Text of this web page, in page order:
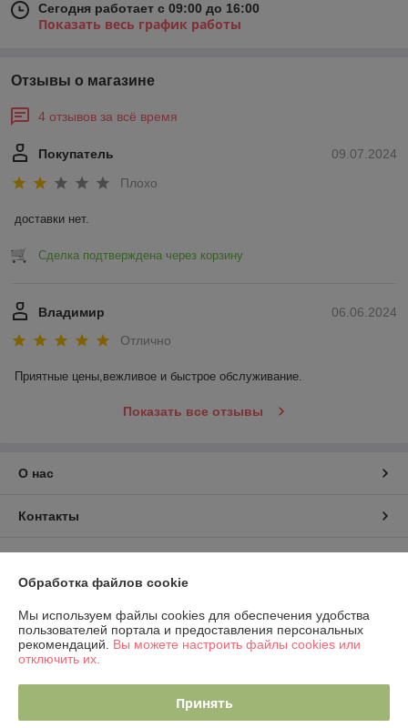
Сегодня работает с 09:00 до 16:00
Показать весь график работы
Отзывы о магазине
4 отзывов за всё время
09.07.2024
Покупатель
Плохо
доставки нет.
Сделка подтверждена через корзину
06.06.2024
Владимир
Отлично
Приятные цены,вежливое и быстрое обслуживание.
Показать все отзывы
О нас
Контакты
Полная версия сайта
Политика обработки cookies
Обработка файлов cookie
Мы используем файлы cookies для обеспечения удобства
пользователей портала и предоставления персональных
рекомендаций. Вы можете настроить файлы cookies или
отключить их.
Принять